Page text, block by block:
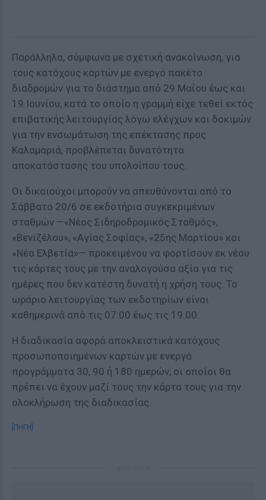
Παράλληλα, σύμφωνα με σχετική ανακοίνωση, για
τους κατόχους καρτών με ενεργό πακέτο
διαδρομών για το διάστημα από 29 Μαΐου έως και
19 Ιουνίου, κατά το οποίο η γραμμή είχε τεθεί εκτός
επιβατικής λειτουργίας λόγω ελέγχων και δοκιμών
για την ενσωμάτωση της επέκτασης προς
Καλαμαριά, προβλέπεται δυνατότητα
αποκατάστασης του υπολοίπου τους.
Οι δικαιούχοι μπορούν να απευθύνονται από το
Σάββατο 20/6 σε εκδοτήρια συγκεκριμένων
σταθμών —«Νέος Σιδηροδρομικός Σταθμός»,
«Βενιζέλου», «Αγίας Σοφίας», «25ης Μαρτίου» και
«Νέα Ελβετία»— προκειμένου να φορτίσουν εκ νέου
τις κάρτες τους με την αναλογούσα αξία για τις
ημέρες που δεν κατέστη δυνατή η χρήση τους. Το
ωράριο λειτουργίας των εκδοτηρίων είναι
καθημερινά από τις 07:00 έως τις 19:00.
Η διαδικασία αφορά αποκλειστικά κατόχους
προσωποποιημένων καρτών με ενεργά
προγράμματα 30, 90 ή 180 ημερών, οι οποίοι θα
πρέπει να έχουν μαζί τους την κάρτα τους για την
ολοκλήρωση της διαδικασίας.
[ΠΗΓΗ]